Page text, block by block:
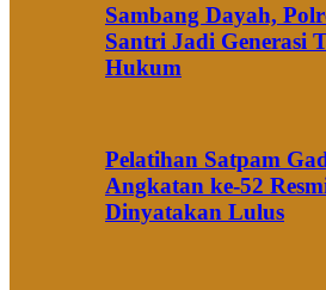
Sambang Dayah,
Santri Jadi Generasi
Hukum
Pelatihan Satpam
Angkatan ke-52
Dinyatakan Lulus